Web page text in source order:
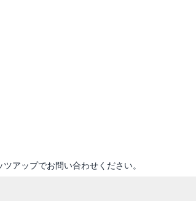
アップでお問い合わせください。